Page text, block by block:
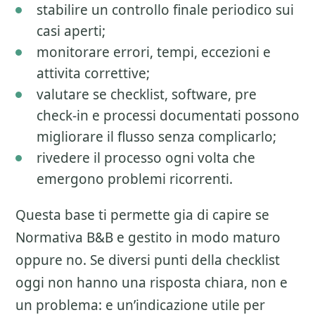
stabilire un controllo finale periodico sui
casi aperti;
monitorare errori, tempi, eccezioni e
attivita correttive;
valutare se checklist, software, pre
check-in e processi documentati possono
migliorare il flusso senza complicarlo;
rivedere il processo ogni volta che
emergono problemi ricorrenti.
Questa base ti permette gia di capire se
Normativa B&B e gestito in modo maturo
oppure no. Se diversi punti della checklist
oggi non hanno una risposta chiara, non e
un problema: e un’indicazione utile per